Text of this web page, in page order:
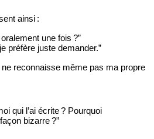
ainsi :
une fois ?”
préfère juste demander.”
reconnaisse même pas ma propre
qui l’ai écrite ? Pourquoi
bizarre ?”